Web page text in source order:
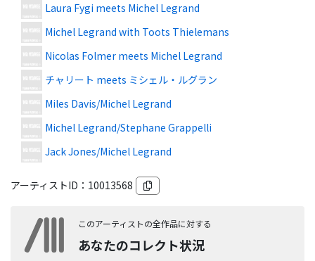
Laura Fygi meets Michel Legrand
Michel Legrand with Toots Thielemans
Nicolas Folmer meets Michel Legrand
チャリート meets ミシェル・ルグラン
Miles Davis/Michel Legrand
Michel Legrand/Stephane Grappelli
Jack Jones/Michel Legrand
アーティストID： 10013568
このアーティストの全作品に対する
あなたのコレクト状況